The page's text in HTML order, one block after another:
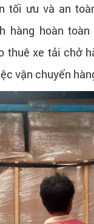
tối ưu và an
hàng hoàn
thuê xe tải chở
vận chuyển